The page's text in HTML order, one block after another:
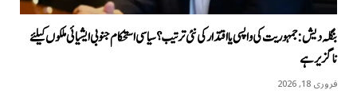
بنگلہ دیش: جمہوریت کی واپسی یا اقتدار کی نئی ترتیب؟ سیاسی استحکام جنوبی ایشیائی ملکوں کیلئے
ناگزیر ہے
فروری 18, 2026